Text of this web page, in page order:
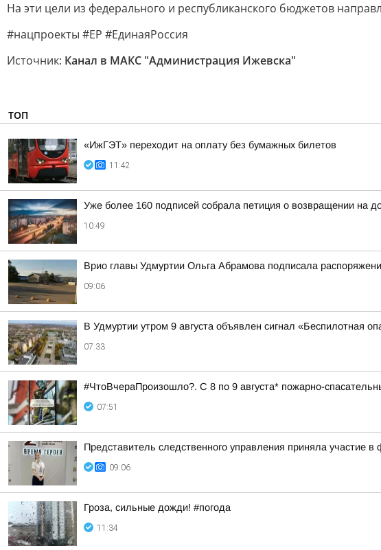
На эти цели из федерального и республиканского бюджетов
#нацпроекты #ЕР #ЕдинаяРоссия
Источник: Канал в МАКС "Администрация Ижевска"
ТОП
«ИжГЭТ» переходит на оплату без бумажных билетов
11:42
Уже более 160 подписей собрала петиция о возвращении на
10:49
Врио главы Удмуртии Ольга Абрамова подписала
09:06
В Удмуртии утром 9 августа объявлен сигнал «Беспилотная
07:33
#ЧтоВчераПроизошло?. С 8 по 9 августа* пожарно-
07:51
Представитель следственного управления приняла участие
09:06
Гроза, сильные дожди! #погода
11:34